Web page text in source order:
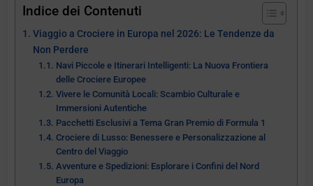
Indice dei Contenuti
Viaggio a Crociere in Europa nel 2026: Le Tendenze da
Non Perdere
Navi Piccole e Itinerari Intelligenti: La Nuova Frontiera
delle Crociere Europee
Vivere le Comunità Locali: Scambio Culturale e
Immersioni Autentiche
Pacchetti Esclusivi a Tema Gran Premio di Formula 1
Crociere di Lusso: Benessere e Personalizzazione al
Centro del Viaggio
Avventure e Spedizioni: Esplorare i Confini del Nord
Europa